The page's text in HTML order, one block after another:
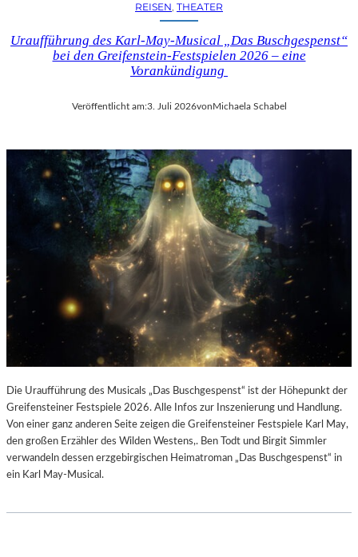
S
H
A
B
K
U
L
T
U
R
-
B
O
G
REISEN, THEATER
Uraufführung des Karl-May-Musical „Das Buschgespenst“
bei den Greifenstein-Festspielen 2026 – eine
Vorankündigung
Veröffentlicht am:3. Juli 2026vonMichaela Schabel
Die Uraufführung des Musicals „Das Buschgespenst“ ist der Höhepunkt der
Greifensteiner Festspiele 2026. Alle Infos zur Inszenierung und Handlung.
Von einer ganz anderen Seite zeigen die Greifensteiner Festspiele Karl May,
den großen Erzähler des Wilden Westens,. Ben Todt und Birgit Simmler
verwandeln dessen erzgebirgischen Heimatroman „Das Buschgespenst“ in
ein Karl May-Musical.